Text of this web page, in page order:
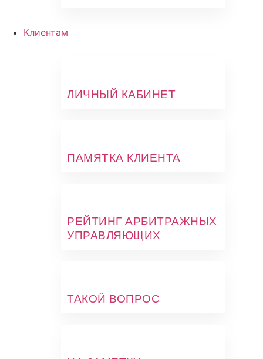
Клиентам
ЛИЧНЫЙ КАБИНЕТ
ПАМЯТКА КЛИЕНТА
РЕЙТИНГ АРБИТРАЖНЫХ
УПРАВЛЯЮЩИХ
ТАКОЙ ВОПРОС